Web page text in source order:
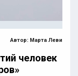
Автор: Марта Леви
человек